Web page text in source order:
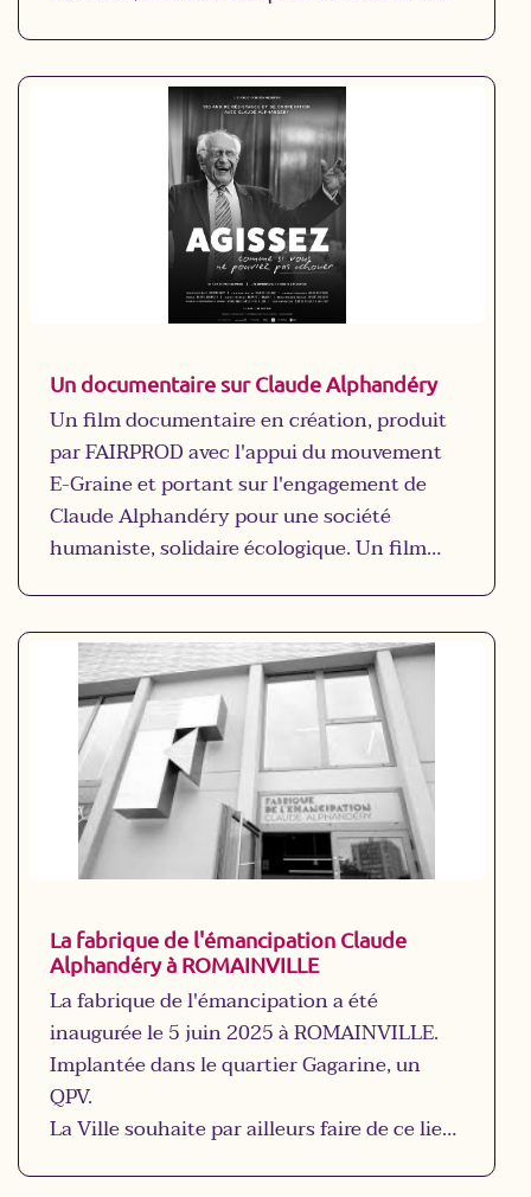
Un documentaire sur Claude Alphandéry
Un film documentaire en création, produit
par FAIRPROD avec l'appui du mouvement
E-Graine et portant sur l'engagement de
Claude Alphandéry pour une société
humaniste, solidaire écologique. Un film
société.
Ce film est soutenu par France Active et le
labo de l'ESS. Fairprod a lancé une
campagne de financement participatif
diffusé sur le site onagit.org.
le teaser du documentaire
La fabrique de l'émancipation Claude
Alphandéry à ROMAINVILLE
La fabrique de l'émancipation a été
inaugurée le 5 juin 2025 à ROMAINVILLE.
Implantée dans le quartier Gagarine, un
QPV.
La Ville souhaite par ailleurs faire de ce lieu